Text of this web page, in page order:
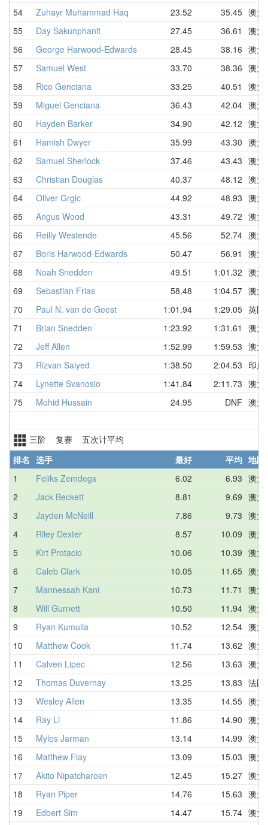
54
Zuhayr Muhammad Haq 23.52 35.45 澳大
55
Day Sakunphanit 27.45 36.61
澳大
56
George Harwood-Edwards 28.45 38.16 澳大
57
Samuel West 33.70 38.36 澳大
58
Rico Genciana 33.25 40.51
澳大
59
Miguel Genciana 36.43 42.04 澳大
60
Hayden Barker 34.90 42.12 澳大
61
Hamish Dwyer 35.99 43.30 澳大
62
Samuel Sherlock 37.46 43.43 澳大
63
Christian Douglas 40.37 48.12 澳大
64
Oliver Grgic 44.92 48.93 澳大
65
Angus Wood 43.31 49.72 澳大
66
Reilly Westende 45.56 52.74 澳大
67
Boris Harwood-Edwards 50.47 56.91
澳大
68
Noah Snedden 49.51 1:01.32 澳大
69
Sebastian Frias 58.48 1:04.57 澳大
70
Paul N. van de Geest 1:01.94 1:29.05 英国
71
Brian Snedden 1:23.92 1:31.61
澳大
72
Jeff Allen 1:52.99 1:59.53 澳大
73
Rizvan Saiyed 1:38.50 2:04.53 印度
74
Lynette Svanosio 1:41.84 2:11.73 澳大
75
Mohid Hussain 24.95 DNF 澳大
三阶 复赛 五次计平均
排名 选手 最好 平均 地区
1
Feliks Zemdegs 6.02 6.93 澳大
2
Jack Beckett 8.81 9.69 澳大
3
Jayden McNeill 7.86 9.73 澳大
4
Riley Dexter 8.57 10.09 澳大
5
Kirt Protacio 10.06 10.39 澳大
6
Caleb Clark 10.05 11.65 澳大
7
Mannessah Kani 10.73 11.71
澳大
8
Will Gurnett 10.50 11.94 澳大
9
Ryan Kumulia 10.52 12.54 澳大
10
Matthew Cook 11.74 13.62 澳大
11
Calven Lipec 12.56 13.63 澳大
12
Thomas Duvernay 13.25 13.83 法国
13
Wesley Allen 13.35 14.55 澳大
14
Ray Li 11.86 14.90 澳大
15
Myles Jarman 13.14 14.99 澳大
16
Matthew Flay 13.09 15.03 澳大
17
Akito Nipatcharoen 12.45 15.27 澳大
18
Ryan Piper 14.76 15.63 澳大
19
Edbert Sim 14.47 15.74 澳大